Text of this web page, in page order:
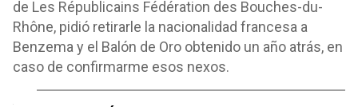
de Les Républicains Fédération des Bouches-du-
Rhône, pidió retirarle la nacionalidad francesa a
Benzema y el Balón de Oro obtenido un año atrás, en
caso de confirmarme esos nexos.